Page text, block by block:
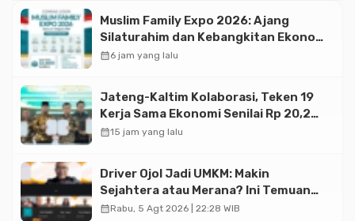
Muslim Family Expo 2026: Ajang
Silaturahim dan Kebangkitan Ekonomi
Halal di Jakarta
calendar_month6 jam yang lalu
Jateng-Kaltim Kolaborasi, Teken 19
Kerja Sama Ekonomi Senilai Rp 20,2
Triliun
calendar_month15 jam yang lalu
Driver Ojol Jadi UMKM: Makin
Sejahtera atau Merana? Ini Temuan
Diskusi Paramadina
calendar_monthRabu, 5 Agt 2026 | 22:28 WIB